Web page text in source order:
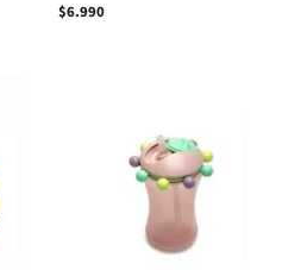
Precio
$6.990